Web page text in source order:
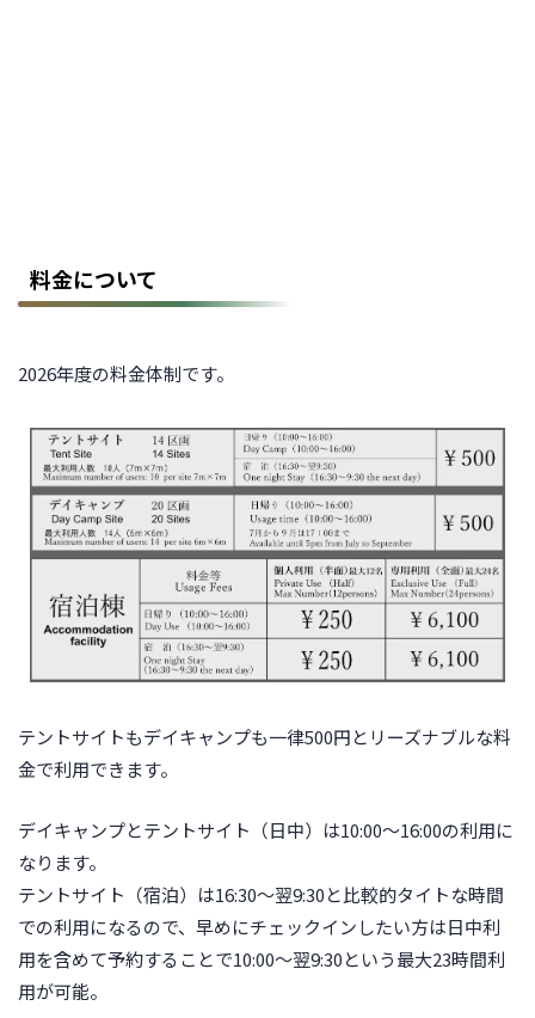
料金について
2026年度の料金体制です。
テントサイトもデイキャンプも一律500円とリーズナブルな料
金で利用できます。
デイキャンプとテントサイト（日中）は10:00～16:00の利用に
なります。
テントサイト（宿泊）は16:30～翌9:30と比較的タイトな時間
での利用になるので、早めにチェックインしたい方は日中利
用を含めて予約することで10:00～翌9:30という最大23時間利
用が可能。